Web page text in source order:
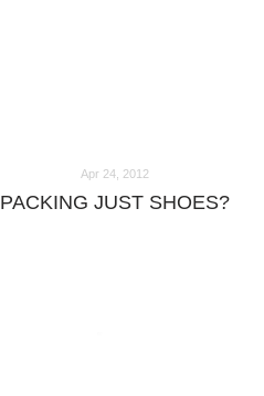
Apr 24, 2012
PACKING JUST SHOES?